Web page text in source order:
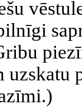
uzskatu